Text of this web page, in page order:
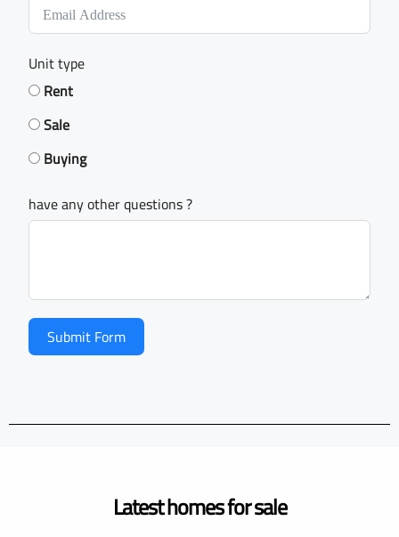
Unit type
Rent
Sale
Buying
have any other questions ?
Submit Form
Latest homes for sale